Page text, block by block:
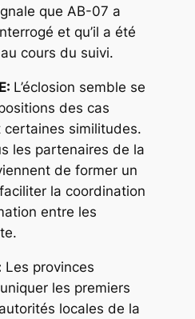
que AB-07 a
et qu’il a été
cours du suivi.
L’éclosion semble se
des cas
similitudes.
les partenaires de la
de former un
la coordination
entre les
Les provinces
les premiers
locales de la